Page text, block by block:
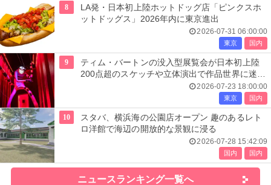
8
LA発・日本初上陸ホットドッグ店「ピンクスホ
ットドッグス」2026年内に東京進出
2026-07-31 06:00:00
東京 国内
9
ティム・バートンの没入型展覧会が日本初上陸
200点超のスケッチや立体演出で作品世界に迷い
2026-07-23 18:00:00
東京 国内
10
スタバ、横浜海の公園店オープン 趣のあるレト
ロ洋館で海辺の開放的な景観に浸る
2026-07-28 15:42:09
国内 国内
ニュースランキング一覧へ